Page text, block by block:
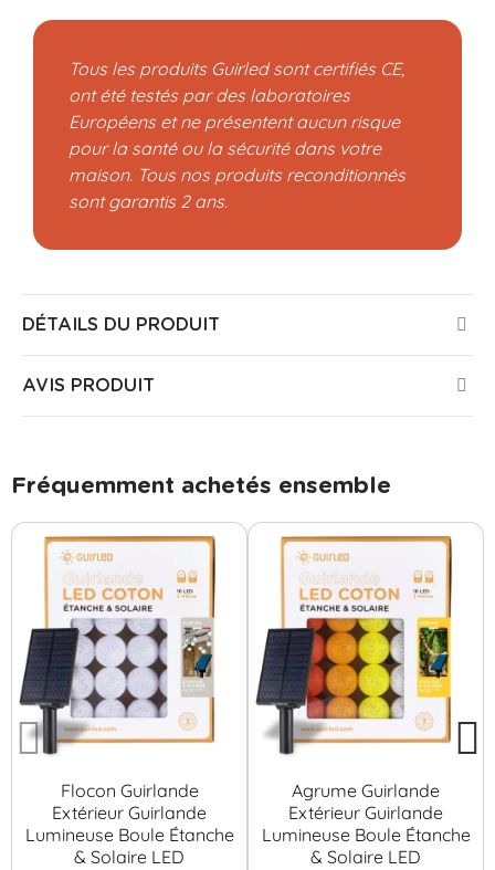
Tous les produits Guirled sont certifiés CE,
ont été testés par des laboratoires
Européens et ne présentent aucun risque
pour la santé ou la sécurité dans votre
maison. Tous nos produits reconditionnés
sont garantis 2 ans.
DÉTAILS DU PRODUIT
AVIS PRODUIT
Fréquemment achetés ensemble
Flocon Guirlande
Extérieur Guirlande
Lumineuse Boule Étanche
& Solaire LED
Agrume Guirlande
Extérieur Guirlande
Lumineuse Boule Étanche
& Solaire LED